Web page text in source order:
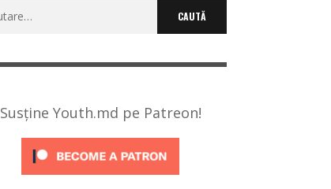
Susține Youth.md pe Patreon!